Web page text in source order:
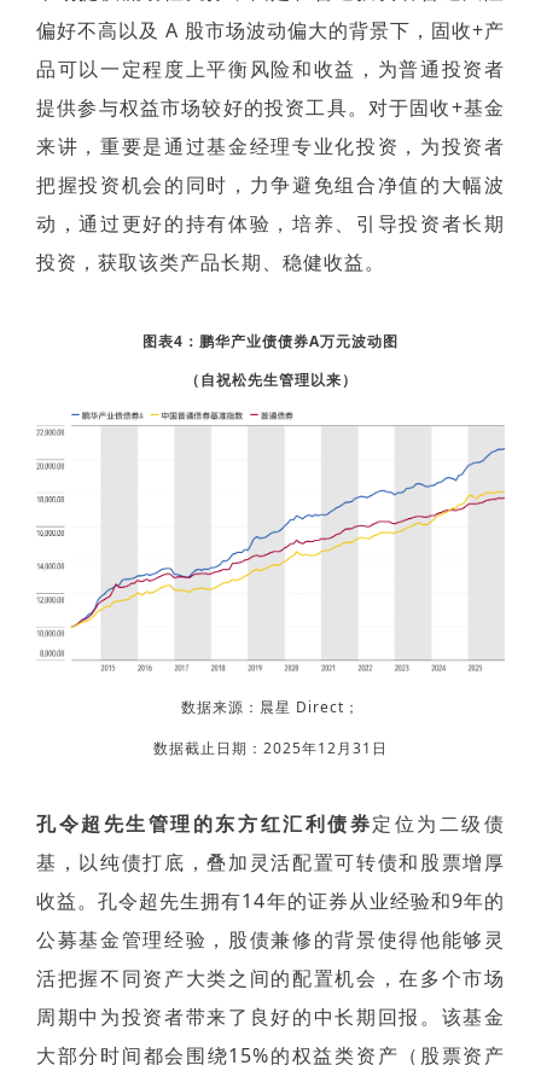
偏好不高以及 A 股市场波动偏大的背景下，固收+产
品可以一定程度上平衡风险和收益， 为普通投资者
提供参与权益市场较好的投资工具。对于固收+基金
来讲，重要是通过基金经理专业化投资，为投资者
把握投资机会的同时，力争避免组合净值的大幅波
动，通过更好的持有体验，培养、引导投资者长期
投资，获取该类产品长期、稳健收益。
图表4：鹏华产业债债券A万元波动图
（自祝松先生管理以来）
数据来源：晨星 Direct；
数据截止日期：2025年12月31日
孔令超先生管理的东方红汇利债券定位为二级债
基，以纯债打底，叠加灵活配置可转债和股票增厚
收益。孔令超先生拥有14年的证券从业经验和9年的
公募基金管理经验，股债兼修的背景使得他能够灵
活把握不同资产大类之间的配置机会，在多个市场
周期中为投资者带来了良好的中长期回报。该基金
大部分时间都会围绕15%的权益类资产（股票资产